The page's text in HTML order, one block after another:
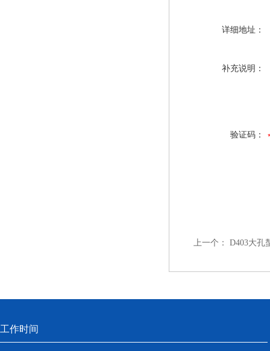
详细地址：
补充说明：
验证码：
上一个： D403大孔
工作时间